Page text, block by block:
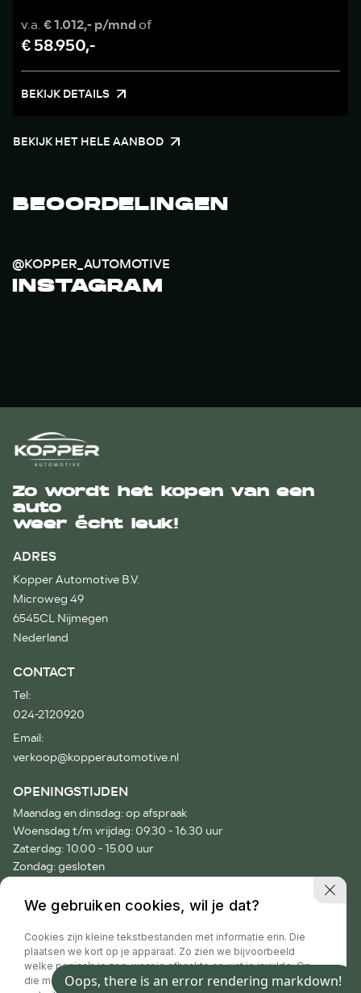
v.a.€ 1.012,- p/mndof
€ 58.950,-
BEKIJK DETAILS
BEKIJK HET HELE AANBOD
BEOORDELINGEN
@KOPPER_AUTOMOTIVE
INSTAGRAM
Zo wordt het kopen van een
auto
weer écht leuk!
ADRES
Kopper Automotive B.V.
Microweg 49
6545CL Nijmegen
Nederland
CONTACT
Tel:
024-2120920
Email:
verkoop@kopperautomotive.nl
OPENINGSTIJDEN
Maandag en dinsdag: op afspraak
Woensdag t/m vrijdag: 09.30 - 16.30 uur
Zaterdag: 10.00 - 15.00 uur
Zondag: gesloten
Voor afspraken buiten onze openingstijden verzoeken wij je
We gebruiken cookies, wil je dat?
Cookies zijn kleine tekstbestanden met informatie erin. Die
plaatsen we kort op je apparaat. Zo zien we bijvoorbeeld
welke pagina’s je zag, waar je afhaakte en wat je invulde. Op
die manier hebben wij informatie waar we jouw